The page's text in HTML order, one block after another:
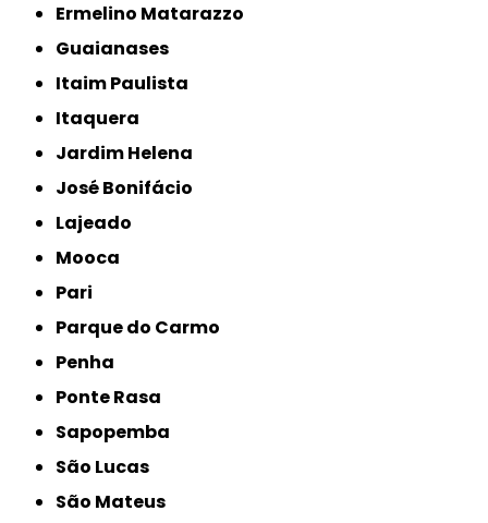
Ermelino Matarazzo
Guaianases
Itaim Paulista
Itaquera
Jardim Helena
José Bonifácio
Lajeado
Mooca
Pari
Parque do Carmo
Penha
Ponte Rasa
Sapopemba
São Lucas
São Mateus